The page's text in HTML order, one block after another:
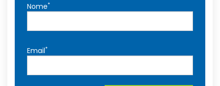
Nome*
Email*